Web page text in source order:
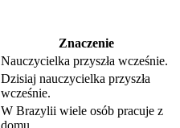
Znaczenie
Nauczycielka przyszła wcześnie.
Dzisiaj nauczycielka przyszła
wcześnie.
W Brazylii wiele osób pracuje z
domu.